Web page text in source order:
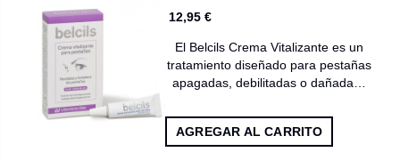
12,95 €
El Belcils Crema Vitalizante es un
tratamiento diseñado para pestañas
apagadas, debilitadas o dañada…
AGREGAR AL CARRITO